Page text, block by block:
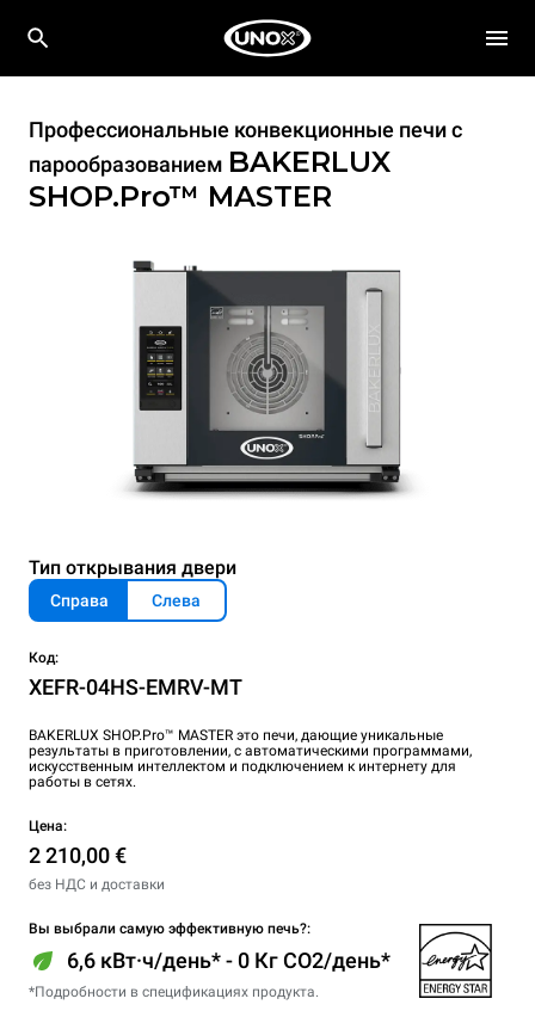
Профессиональные конвекционные печи с
парообразованием BAKERLUX
SHOP.Pro™ MASTER
Тип открывания двери
Справа Слева
Код:
XEFR-04HS-EMRV-MT
BAKERLUX SHOP.Pro™ MASTER это печи, дающие уникальные
результаты в приготовлении, с автоматическими программами,
искусственным интеллектом и подключением к интернету для
работы в сетях.
Цена:
2 210,00 €
без НДС и доставки
Вы выбрали самую эффективную печь?:
6,6 кВт·ч/день* - 0 Кг CO2/день*
*Подробности в спецификациях продукта.